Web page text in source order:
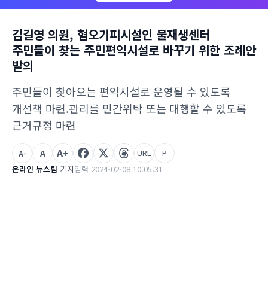
김길영 의원, 혐오기피시설인 물재생센터
주민들이 찾는 주민편익시설로 바꾸기 위한 조례안
발의
주민들이 찾아오는 편익시설로 운영될 수 있도록
개선책 마련.관리를 민간위탁 또는 대행할 수 있도록
근거규정 마련
온라인 뉴스팀 기자입력 2024-02-08 10:05:31
A- A A+ URL P